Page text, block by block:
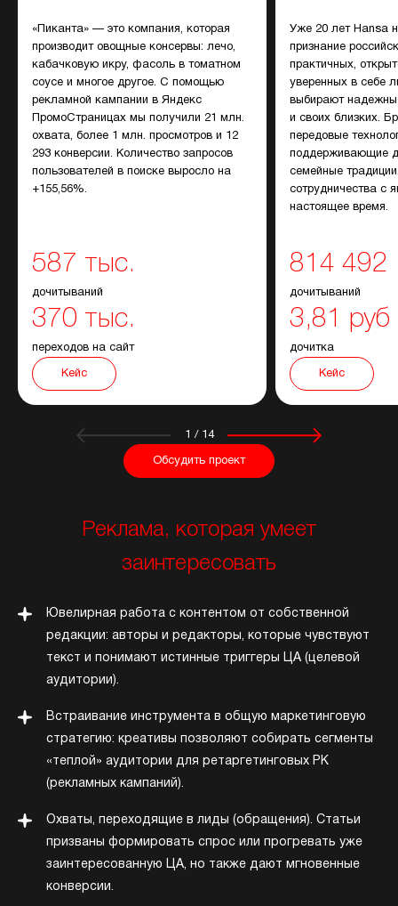
1 / 14
Обсудить проект
«Пиканта» — это компания, которая
производит овощные консервы: лечо,
кабачковую икру, фасоль в томатном
соусе и многое другое. С помощью
рекламной кампании в Яндекс
ПромоСтраницах мы получили 21 млн.
охвата, более 1 млн. просмотров и 12
293 конверсии. Количество запросов
пользователей в поиске выросло на
+155,56%.
587 тыс.
дочитываний
370 тыс.
переходов на сайт
Кейс
Уже 20 лет Hansa
признание
практичных,
уверенных в себе
выбирают
и своих близких.
передовые
поддерживающие
семейные
сотрудничества с
настоящее время.
814 492
дочитываний
3,81 руб
дочитка
Кейс
Реклама, которая умеет
заинтересовать
Ювелирная работа с контентом от собственной
редакции: авторы и редакторы, которые чувствуют
текст и понимают истинные триггеры ЦА (целевой
аудитории).
Встраивание инструмента в общую маркетинговую
стратегию: креативы позволяют собирать сегменты
«теплой» аудитории для ретаргетинговых РК
(рекламных кампаний).
Охваты, переходящие в лиды (обращения). Статьи
призваны формировать спрос или прогревать уже
заинтересованную ЦА, но также дают мгновенные
конверсии.